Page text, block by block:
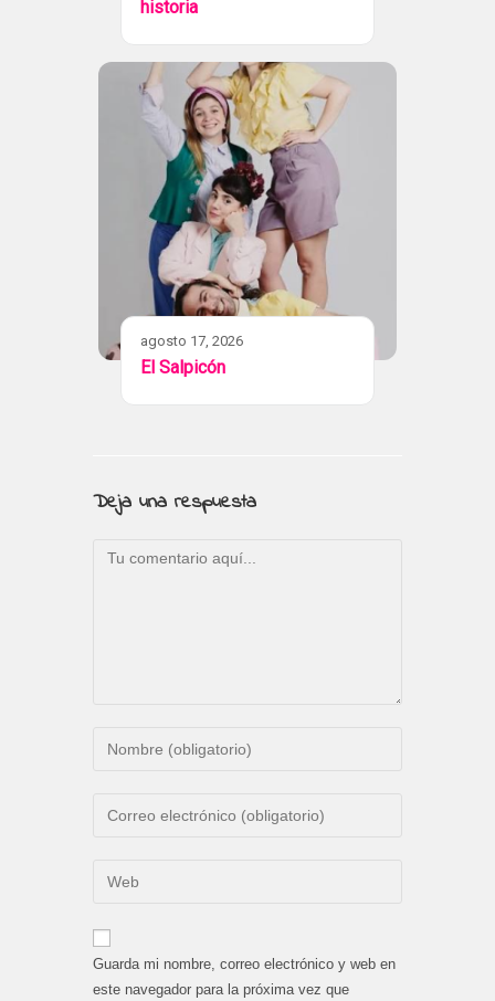
historia
agosto 17, 2026
El Salpicón
Deja una respuesta
Comentario
de
para
comentar
de
electrónico
para
URL
de
Guarda mi nombre, correo electrónico y web en
este navegador para la próxima vez que